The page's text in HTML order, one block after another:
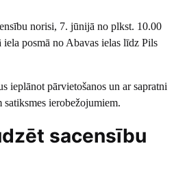
norisi, 7. jūnijā no plkst. 10.00
posmā no Abavas ielas līdz Pils
ieplānot pārvietošanos un ar sapratni
ierobežojumiem.
sacensību